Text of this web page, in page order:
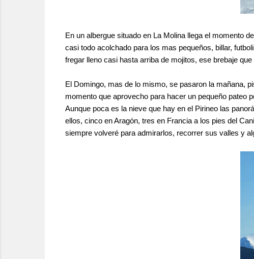
En un albergue situado en La Molina llega el momento
casi todo acolchado para los mas pequeños, billar,
fregar lleno casi hasta arriba de mojitos, ese brebaje
El Domingo, mas de lo mismo, se pasaron la mañana,
momento que aprovecho para hacer un pequeño pateo
Aunque poca es la nieve que hay en el Pirineo las
ellos, cinco en Aragón, tres en Francia a los pies del
siempre volveré para admirarlos, recorrer sus valles y